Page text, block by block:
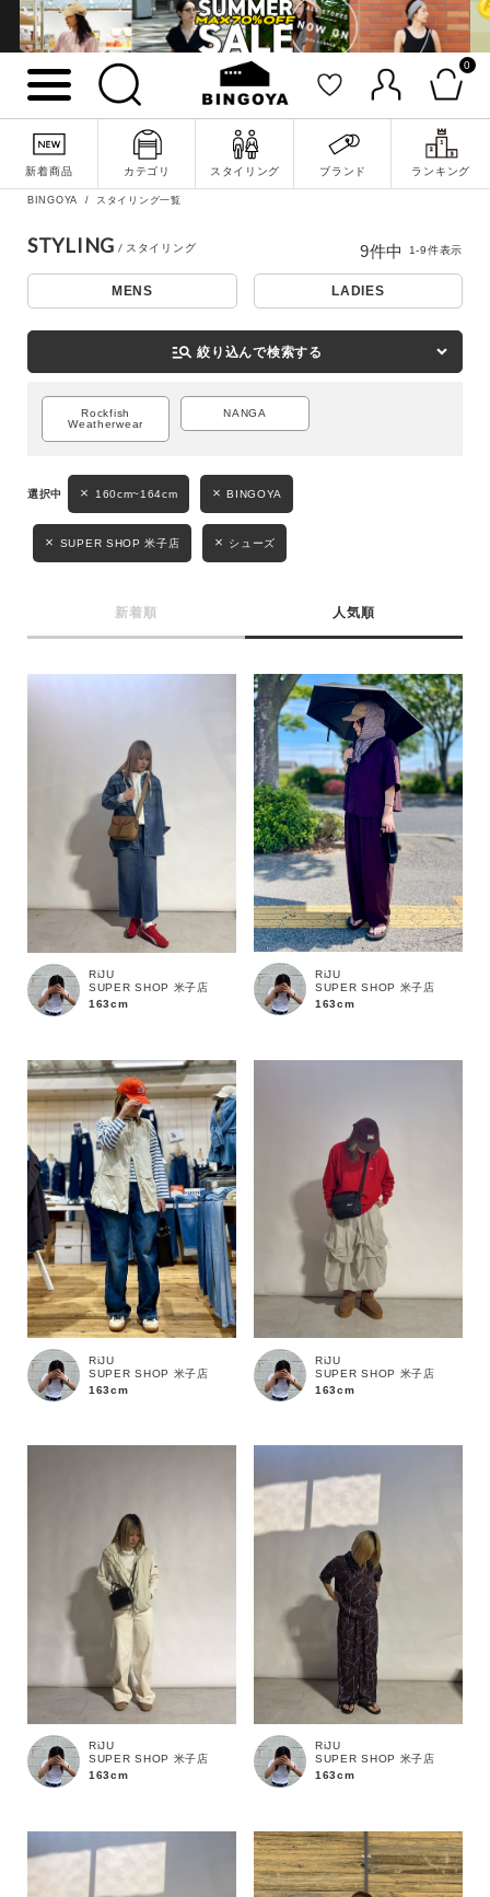
0
新着商品 カテゴリ スタイリング ブランド ランキング
LADIES
サイズ
ブランド
BINGOYA スタイリング一覧
STYLING
MENS LADIES
manage_search 絞り込んで検索する
Rockfish
Weatherwear
NANGA
160cm~164cm BINGOYA
SUPER SHOP 米子店 シューズ
新着順 人気順
9件中 1-9件表示
RiJU
SUPER SHOP 米子店
163cm
RiJU
SUPER SHOP 米子店
163cm
RiJU
SUPER SHOP 米子店
163cm
RiJU
SUPER SHOP 米子店
163cm
RiJU
SUPER SHOP 米子店
163cm
RiJU
SUPER SHOP 米子店
163cm